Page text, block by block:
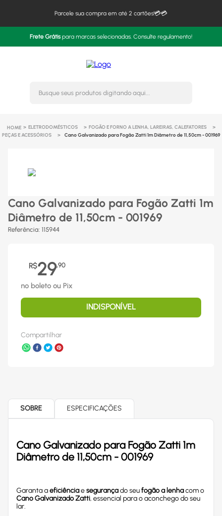
Parcele sua compra em até 2 cartões!💳💳
Frete Grátispara marcas selecionadas. Consulte regulamento!
Busque seus produtos
ELETRODOMÉSTICOS
FOGÃO E FORNO A LENHA, LAREIRAS, CALEFATORES
PEÇAS E ACESSÓRIOS
Cano Galvanizado para Fogão Zatti 1m Diâmetro de 11,50cm - 001969
Cano Galvanizado para Fogão Zatti 1m
Diâmetro de 11,50cm - 001969
Referência: 115944
R$29,90
no boleto ou Pix
INDISPONÍVEL
Compartilhar
SOBRE ESPECIFICAÇÕES
Cano Galvanizado para Fogão Zatti 1m
Diâmetro de 11,50cm - 001969
Garanta aeficiênciaesegurançado seufogão a lenhacom o
Cano Galvanizado Zatti, essencial para o aconchego do seu
lar.